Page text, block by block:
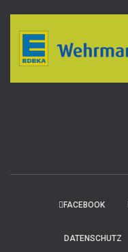
FACEBOOK
DATENSCHUTZ